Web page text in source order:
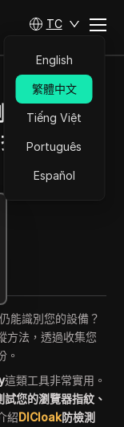
TC
English
繁體中文
Tiếng Việt
Português
Español
您的瀏覽
南
能識別您的設備？
方法，透過收集您
。
這類工具非常實用。
您的瀏覽器指紋、
紹DICloak防檢測